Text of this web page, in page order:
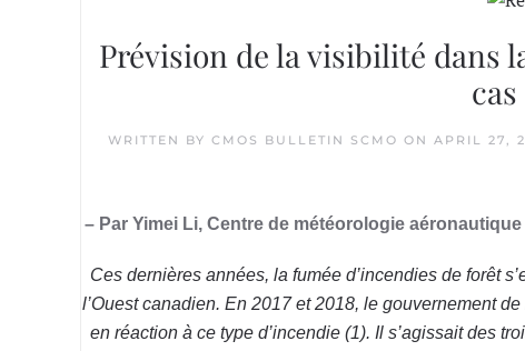
Prévision de la visibilité dans
cas
WRITTEN BY CMOS BULLETIN SCMO ON APRIL 27,
– Par Yimei Li, Centre de météorologie
Ces dernières années, la fumée d’incendies de forêt
l’Ouest canadien. En 2017 et 2018, le gouvernement
en réaction à ce type d’incendie (1). Il s’agissait des